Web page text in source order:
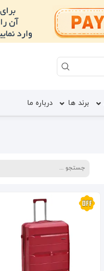
برند ها درباره ما